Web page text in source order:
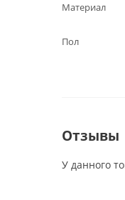
Материал
Пол
Отзывы
У данного